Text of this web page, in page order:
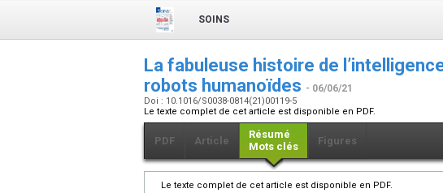
SOINS
La fabuleuse histoire de
robots humanoïdes - 06/06/21
Doi : 10.1016/S0038-0814(21)00119-5
Le texte complet de cet article est disponible en PDF.
PDF Article
Résumé
Mots clés
Figures
Le texte complet de cet article est disponible en PDF.